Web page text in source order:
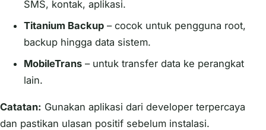
SMS, kontak, aplikasi.
Titanium Backup – cocok untuk pengguna root,
backup hingga data sistem.
MobileTrans – untuk transfer data ke perangkat
lain.
Catatan: Gunakan aplikasi dari developer terpercaya
dan pastikan ulasan positif sebelum instalasi.